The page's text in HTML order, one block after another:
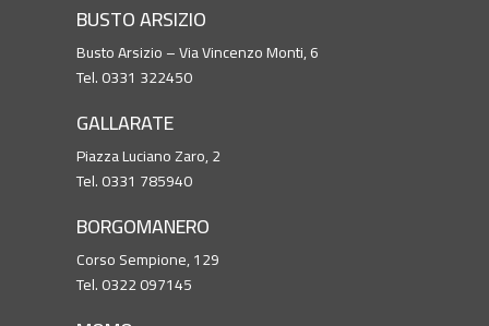
BUSTO ARSIZIO
Busto Arsizio – Via Vincenzo Monti, 6
Tel. 0331 322450
GALLARATE
Piazza Luciano Zaro, 2
Tel. 0331 785940
BORGOMANERO
Corso Sempione, 129
Tel. 0322 097145